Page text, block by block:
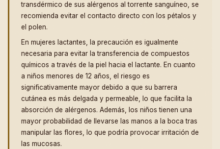
transdérmico de sus alérgenos al torrente sanguíneo, se
recomienda evitar el contacto directo con los pétalos y
el polen.
En mujeres lactantes, la precaución es igualmente
necesaria para evitar la transferencia de compuestos
químicos a través de la piel hacia el lactante. En cuanto
a niños menores de 12 años, el riesgo es
significativamente mayor debido a que su barrera
cutánea es más delgada y permeable, lo que facilita la
absorción de alérgenos. Además, los niños tienen una
mayor probabilidad de llevarse las manos a la boca tras
manipular las flores, lo que podría provocar irritación de
las mucosas.